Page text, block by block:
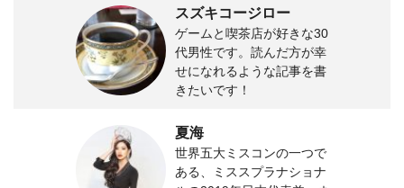
スズキコージロー
ゲームと喫茶店が好きな30
代男性です。読んだ方が幸
せになれるような記事を書
きたいです！
夏海
世界五大ミスコンの一つで
ある、ミススプラナショナ